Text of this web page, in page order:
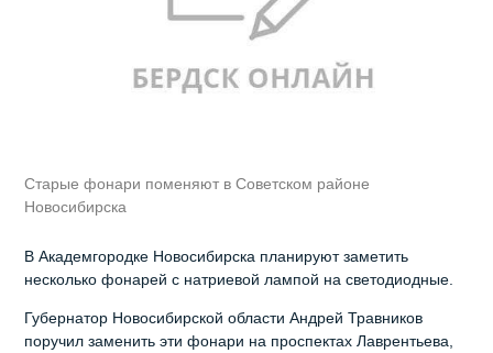
Старые фонари поменяют в Советском районе
Новосибирска
В Академгородке Новосибирска планируют заметить
несколько фонарей с натриевой лампой на светодиодные.
Губернатор Новосибирской области Андрей Травников
поручил заменить эти фонари на проспектах Лаврентьева,